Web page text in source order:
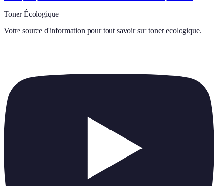
Toner Écologique
Votre source d'information pour tout savoir sur toner ecologique.